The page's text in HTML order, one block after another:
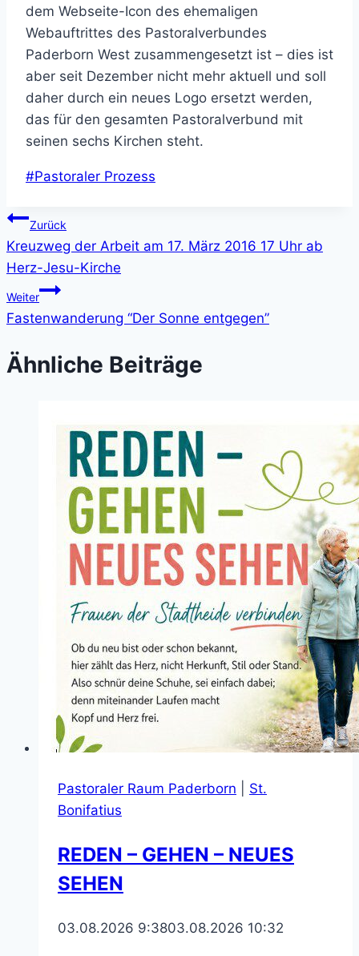
dem Webseite-Icon des ehemaligen
Webauftrittes des Pastoralverbundes
Paderborn West zusammengesetzt ist – dies ist
aber seit Dezember nicht mehr aktuell und soll
daher durch ein neues Logo ersetzt werden,
das für den gesamten Pastoralverbund mit
seinen sechs Kirchen steht.
Schlagworte:
#Pastoraler Prozess
Beitragsnavigation
Zurück
Kreuzweg der Arbeit am 17. März 2016 17 Uhr ab
Herz-Jesu-Kirche
Weiter
Fastenwanderung “Der Sonne entgegen”
Ähnliche Beiträge
Pastoraler Raum Paderborn
St.
Bonifatius
REDEN – GEHEN – NEUES
SEHEN
03.08.2026 9:3803.08.2026 10:32